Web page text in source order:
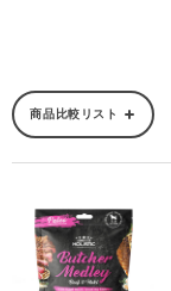
商品比較リスト